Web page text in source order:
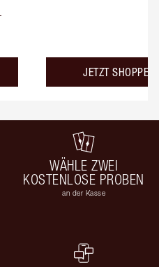
JETZT SHOPPEN
WÄHLE ZWEI
KOSTENLOSE PROBEN
an der Kasse